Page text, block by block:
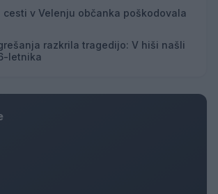
cesti v Velenju občanka poškodovala
razkrila tragedijo: V hiši našli
letnika